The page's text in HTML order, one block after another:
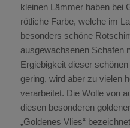
kleinen Lämmer haben bei
rötliche Farbe, welche im
besonders schöne
ausgewachsenen Schafen
Ergiebigkeit dieser
gering, wird aber zu vielen
verarbeitet. Die Wolle von
diesen besonderen
„Goldenes Vlies“